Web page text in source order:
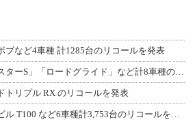
ブなど4車種 計1285台のリコールを発表
【ハーレー】「スポーツスターS」「ロードグライド」など計8車種のリコールを発表
トリプル RX のリコールを発表
【トライアンフ】ボンネビル T100 など6車種計3,753台のリコールを発表